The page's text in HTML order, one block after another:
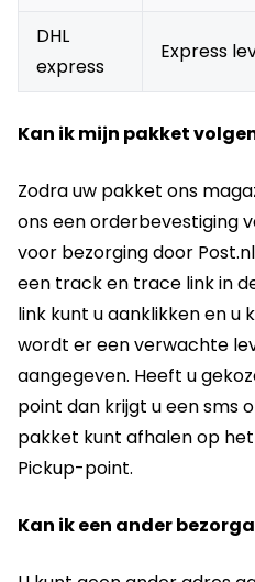
DHL
express
Express
Kan ik mijn pakket
Zodra uw pakket ons
ons een orderbevestiging
voor bezorging door
een track en trace link in
link kunt u aanklikken en u
wordt er een verwachte
aangegeven. Heeft u
point dan krijgt u een sms
pakket kunt afhalen op
Pickup-point.
Kan ik een ander